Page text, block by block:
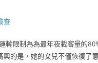
查
輸限制為為最年夜載客量的
興的是，她的女兒不僅恢復了